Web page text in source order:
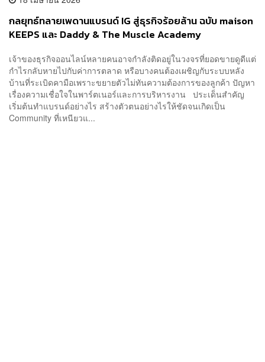
​กลยุทธ์ทลายเพดานแบรนด์ IG สู่ธุรกิจร้อยล้าน ฉบับ maison
KEEPS และ Daddy & The Muscle Academy
เจ้าของธุรกิจออนไลน์หลายคนอาจกำลังติดอยู่ในวงจรที่ยอดขายดูดีแต่
กำไรกลับหายไปกับค่าการตลาด หรือบางคนต้องเผชิญกับระบบหลัง
บ้านที่ระเบิดคามือเพราะขยายตัวไม่ทันความต้องการของลูกค้า ปัญหา
เรื่องความเชื่อใจในพาร์ตเนอร์และการบริหารงาน ประเด็นสำคัญ
เริ่มต้นทำแบรนด์อย่างไร สร้างตัวตนอย่างไรให้ชัดจนเกิดเป็น
Community ที่เหนียวแ...